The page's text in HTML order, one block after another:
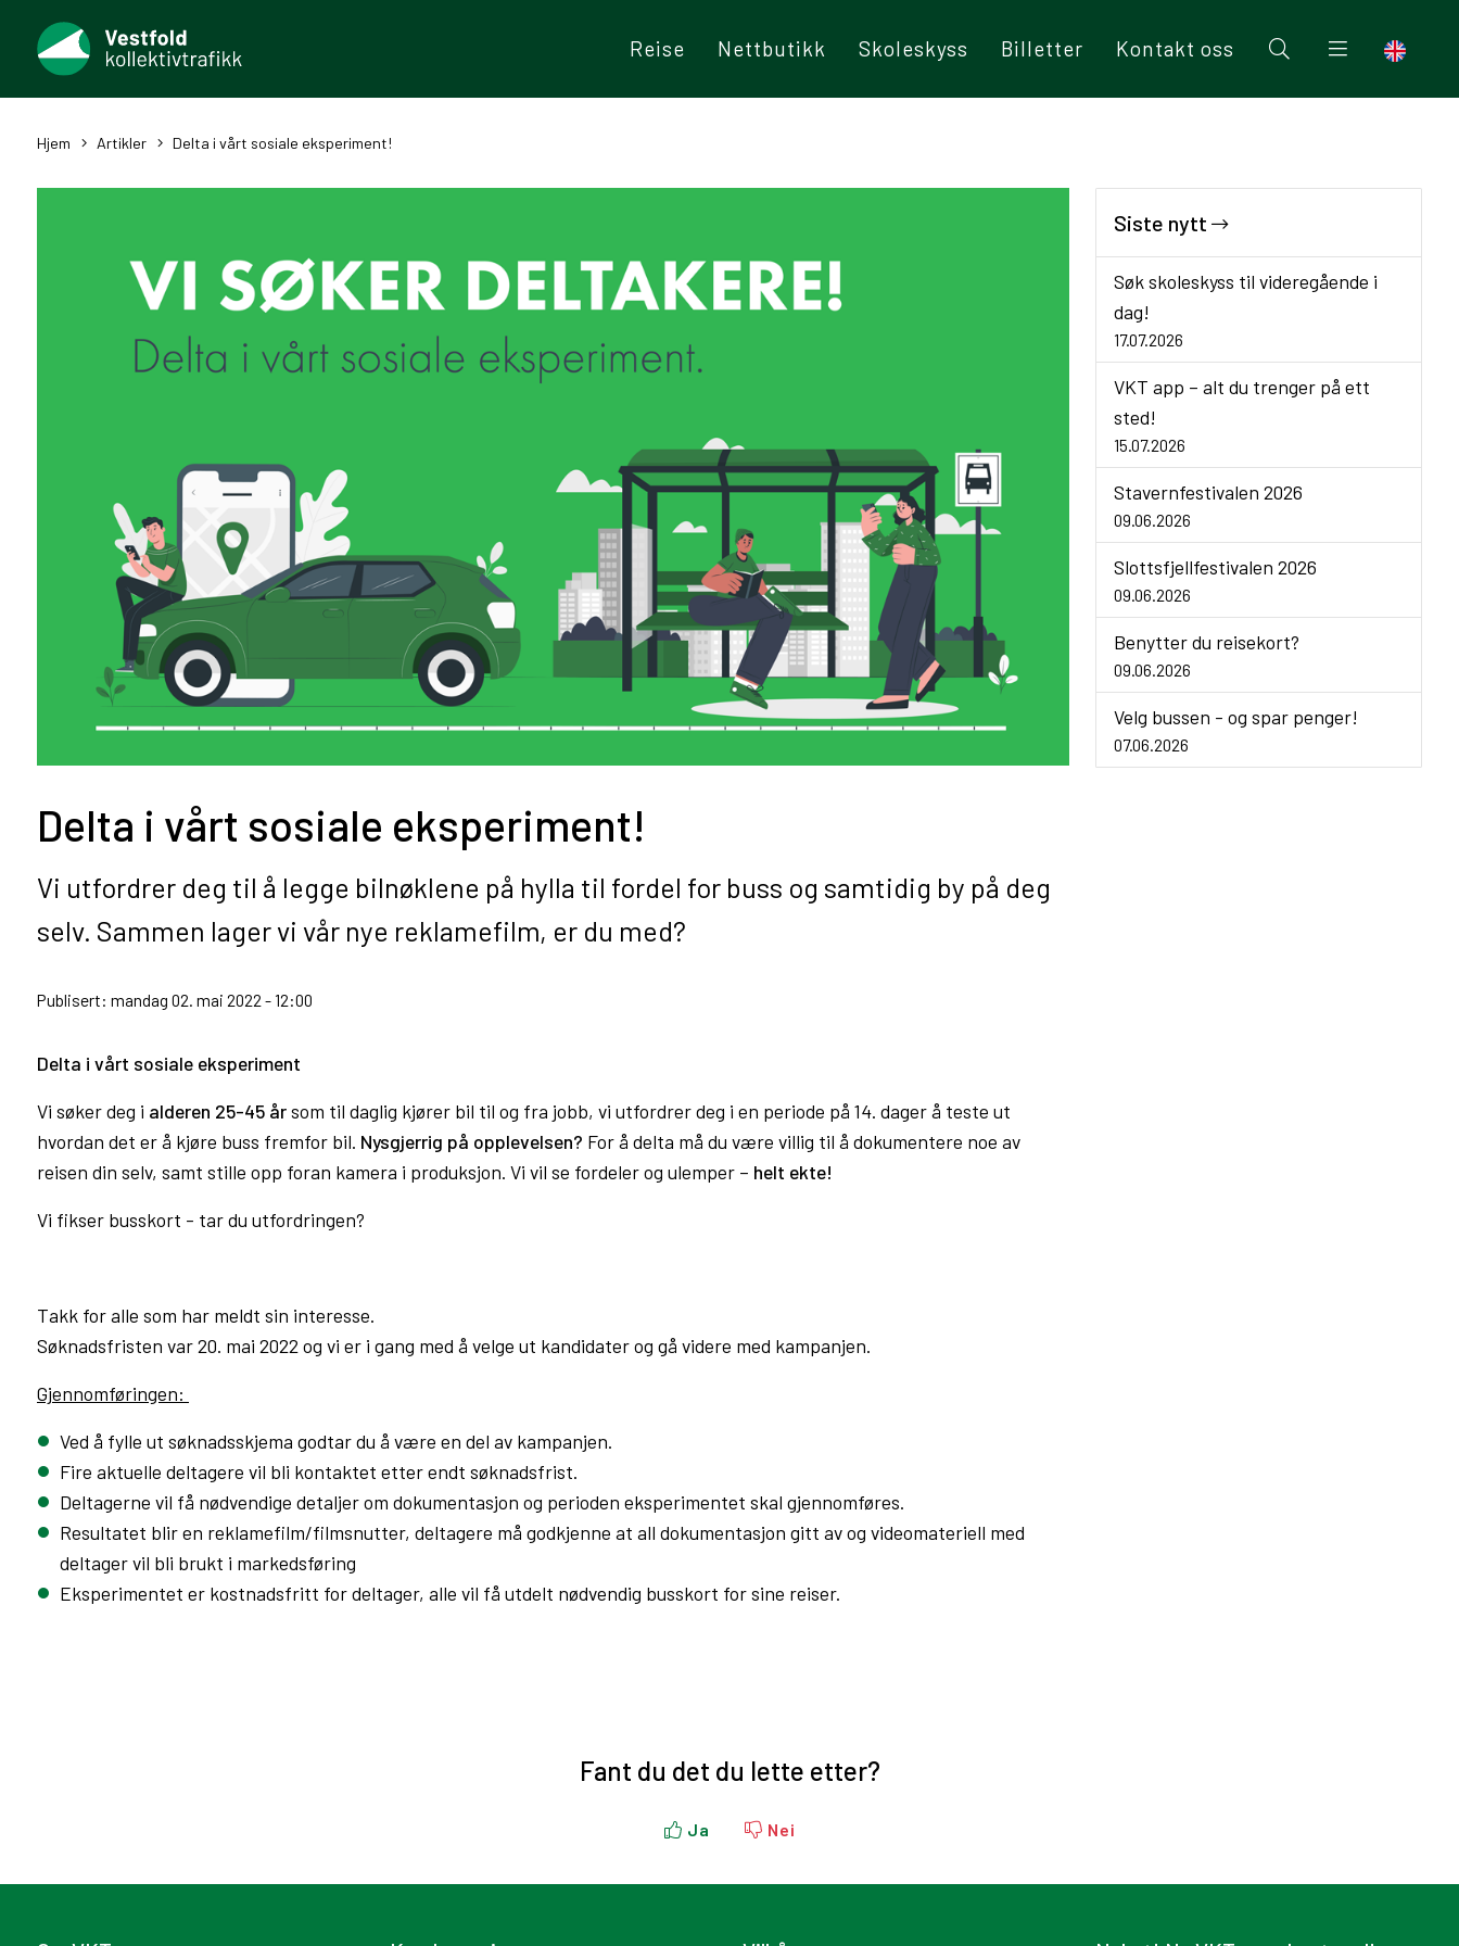
Reise Nettbutikk Skoleskyss Billetter Kontakt oss
Hjem Artikler Delta i vårt sosiale eksperiment!
Delta i vårt sosiale eksperiment!
Vi utfordrer deg til å legge bilnøklene på hylla til fordel for buss og samtidig by på deg
selv. Sammen lager vi vår nye reklamefilm, er du med?
Publisert: mandag 02. mai 2022 - 12:00
Delta i vårt sosiale eksperiment
Vi søker deg i alderen 25-45 årsom til daglig kjører bil til og fra jobb, vi utfordrer deg i en periode på 14. dager å teste ut
hvordan det er å kjøre buss fremfor bil. Nysgjerrig på opplevelsen? For å delta må du være villig til å dokumentere noe av
reisen din selv, samt stille opp foran kamera i produksjon. Vi vil se fordeler og ulemper – helt ekte!
Vi fikser busskort - tar du utfordringen?
Takk for alle som har meldt sin interesse.
Søknadsfristen var 20. mai 2022 og vi er i gang med å velge ut kandidater og gå videre med kampanjen.
Gjennomføringen:
Ved å fylle ut søknadsskjema godtar du å være en del av kampanjen.
Fire aktuelle deltagere vil bli kontaktet etter endt søknadsfrist.
Deltagerne vil få nødvendige detaljer om dokumentasjon og perioden eksperimentet skal gjennomføres.
Resultatet blir en reklamefilm/filmsnutter, deltagere må godkjenne at all dokumentasjon gitt av og videomateriell med
deltager vil bli brukt i markedsføring
Eksperimentet er kostnadsfritt for deltager, alle vil få utdelt nødvendig busskort for sine reiser.
Siste nytt
Søk skoleskyss til videregående i
dag!
17.07.2026
VKT app – alt du trenger på ett
sted!
15.07.2026
Stavernfestivalen 2026
09.06.2026
Slottsfjellfestivalen 2026
09.06.2026
Benytter du reisekort?
09.06.2026
Velg bussen - og spar penger!
07.06.2026
Fant du det du lette etter?
Ja Nei